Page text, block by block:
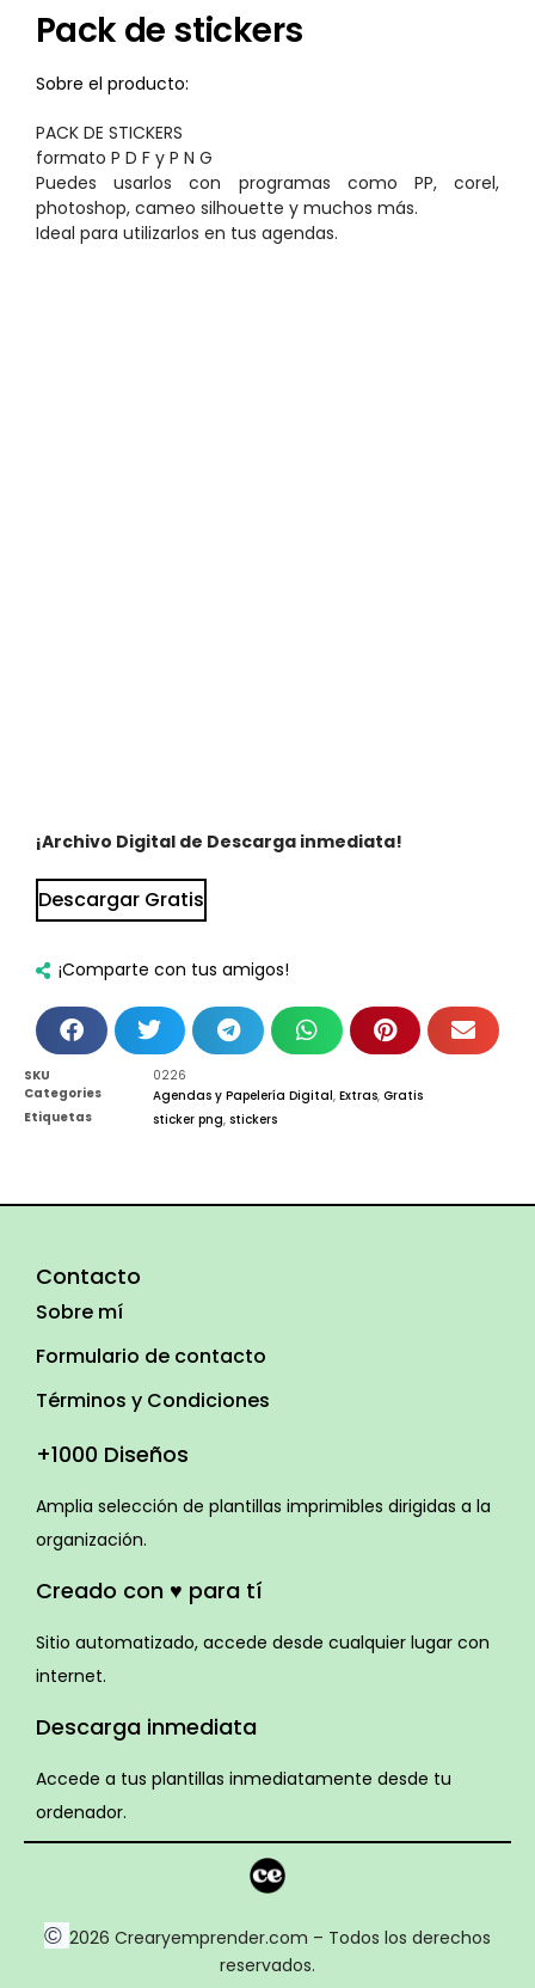
Pack de stickers
Sobre el producto:
PACK DE STICKERS
formato P D F y P N G
Puedes usarlos con programas como PP, corel,
photoshop, cameo silhouette y muchos más.
Ideal para utilizarlos en tus agendas.
¡Archivo Digital de Descarga inmediata!
Descargar Gratis
¡Comparte con tus amigos!
SKU
0226
Categories
Agendas y Papelería Digital, Extras, Gratis
Etiquetas
sticker png, stickers
Contacto
Sobre mí
Formulario de contacto
Términos y Condiciones
+1000 Diseños
Amplia selección de plantillas imprimibles dirigidas a la
organización.
Creado con ♥ para tí
Sitio automatizado, accede desde cualquier lugar con
internet.
Descarga inmediata
Accede a tus plantillas inmediatamente desde tu
ordenador.
© 2026 Crearyemprender.com – Todos los derechos
reservados.